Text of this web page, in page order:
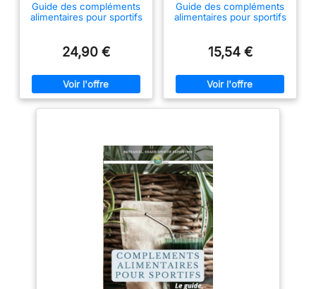
Guide des compléments
alimentaires pour sportifs
24,90 €
Guide des compléments
alimentaires pour sportifs
15,54 €